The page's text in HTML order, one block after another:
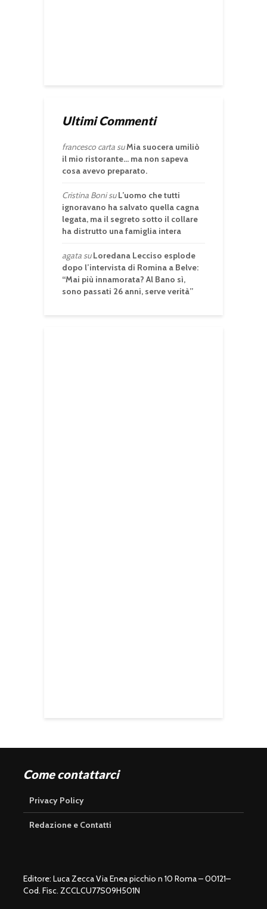
Ultimi Commenti
francesco cartasuMia suocera umiliò
il mio ristorante… ma non sapeva
cosa avevo preparato.
Cristina BonisuL’uomo che tutti
ignoravano ha salvato quella cagna
legata, ma il segreto sotto il collare
ha distrutto una famiglia intera
agatasuLoredana Lecciso esplode
dopo l’intervista di Romina a Belve:
“Mai più innamorata? Al Bano sì,
sono passati 26 anni, serve verità”
Come contattarci
Privacy Policy
Redazione e Contatti
Editore: Luca Zecca Via Enea picchio n 10 Roma – 00121–
Cod. Fisc. ZCCLCU77S09H501N